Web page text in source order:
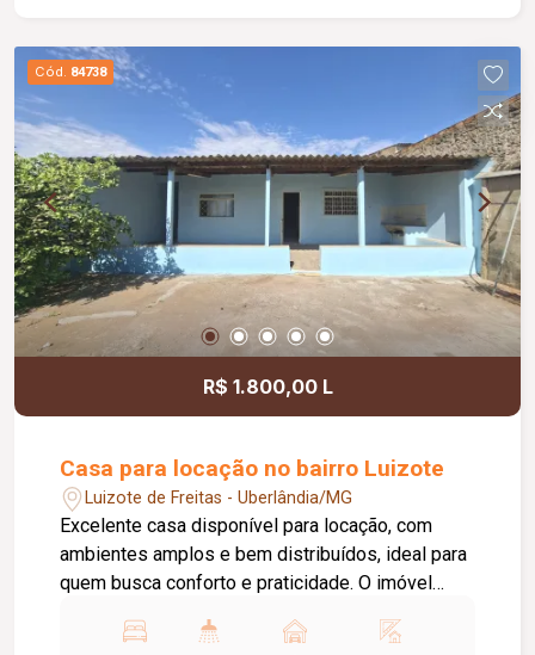
valorização.
Cód. 84738
R$ 1.800,00 L
Casa para locação no bairro Luizote
Luizote de Freitas - Uberlândia/MG
Excelente casa disponível para locação, com
ambientes amplos e bem distribuídos, ideal para
quem busca conforto e praticidade. O imóvel
cozinha, 01 banheiro social, 01 varanda com área